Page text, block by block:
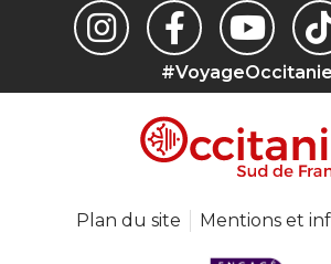
#VoyageOccitanie
Plan du site Mentions et